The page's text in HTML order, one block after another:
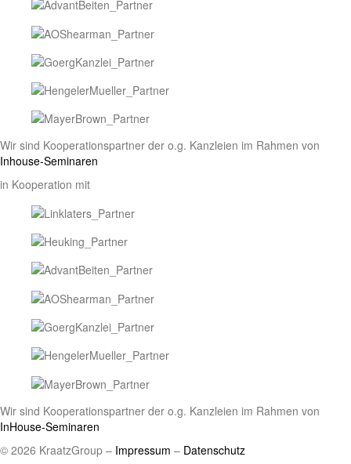
Wir sind Kooperationspartner der o.g. Kanzleien im Rahmen von
Inhouse-Seminaren
in Kooperation mit
Wir sind Kooperationspartner der o.g. Kanzleien im Rahmen von
InHouse-Seminaren
© 2026 KraatzGroup – Impressum – Datenschutz